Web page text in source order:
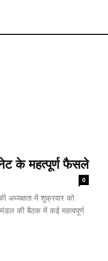
के महत्पूर्ण फैसले
0
अध्यक्षता में शुक्रवार को
की बैठक में कई महत्वपूर्ण